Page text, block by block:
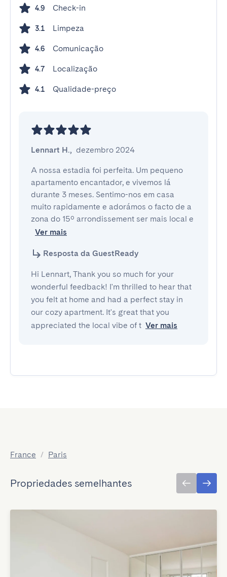
4.9 Check-in
3.1 Limpeza
4.6 Comunicação
4.7 Localização
4.1 Qualidade-preço
Lennart H., dezembro 2024
A nossa estadia foi perfeita. Um pequeno
apartamento encantador, e vivemos lá
durante 3 meses. Sentimo-nos em casa
muito rapidamente e adorámos o facto de a
zona do 15º arrondissement ser mais local e
Ver mais
Resposta da GuestReady
Hi Lennart, Thank you so much for your
wonderful feedback! I'm thrilled to hear that
you felt at home and had a perfect stay in
our cozy apartment. It's great that you
appreciated the local vibe of t Ver mais
France / Paris
Propriedades semelhantes